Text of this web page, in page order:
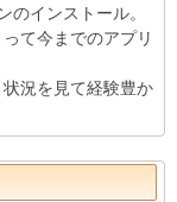
のインストール。
て今までのアプリ
況を見て経験豊か